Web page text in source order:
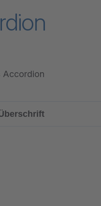
Accordion